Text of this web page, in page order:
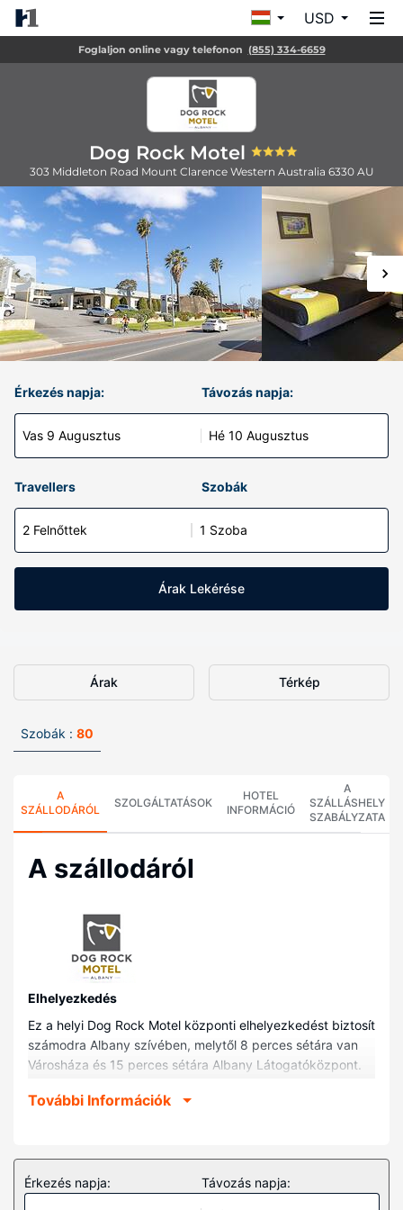
USD
Foglaljon online vagy telefonon (855) 334-6659
Dog Rock Motel
303 Middleton Road Mount Clarence Western Australia 6330 AU
Érkezés napja:
Vas 9 Augusztus
Távozás napja:
Hé 10 Augusztus
Travellers Szobák
2 Felnőttek 1 Szoba
Árak Lekérése
Árak Térkép
Szobák : 80
A
SZÁLLODÁRÓL
SZOLGÁLTATÁSOK
HOTEL
INFORMÁCIÓ
A
SZÁLLÁSHELY
SZABÁLYZATA
A szállodáról
Elhelyezkedés
Ez a helyi Dog Rock Motel központi elhelyezkedést biztosít
számodra Albany szívében, melytől 8 perces sétára van
Városháza és 15 perces sétára Albany Látogatóközpont.
Múzeum, ill. 1,9 km-re Albany Szórakoztatóközpont
Helyezze magát kényelembe a(z) 80 légkondicionált
szoba egyikében, melyekben hűtőszekrény és
További Információk
Érkezés napja: Távozás napja: